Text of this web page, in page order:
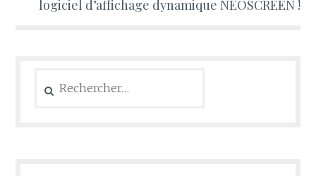
logiciel d’affichage dynamique NEOSCREEN !